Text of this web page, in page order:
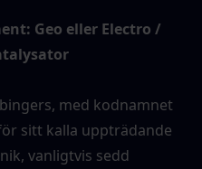
Geo eller Electro /
med kodnamnet
sitt kalla uppträdande
vanligtvis sedd